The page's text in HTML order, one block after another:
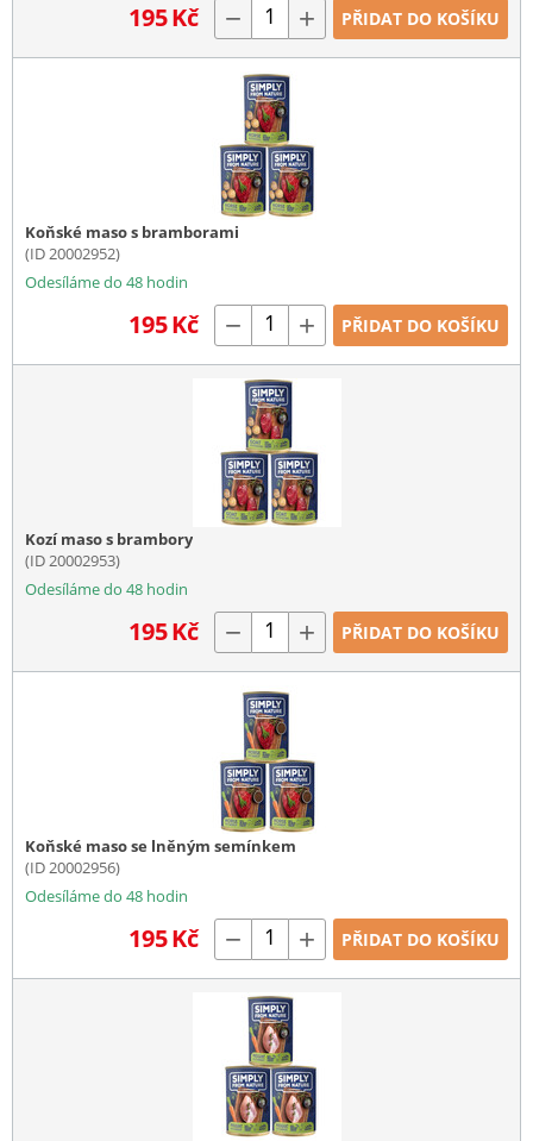
195Kč − + PŘIDAT DO KOŠÍKU
Koňské maso s bramborami
(ID 20002952)
Odesíláme do 48 hodin
195Kč − + PŘIDAT DO KOŠÍKU
Kozí maso s brambory
(ID 20002953)
Odesíláme do 48 hodin
195Kč − + PŘIDAT DO KOŠÍKU
Koňské maso se lněným semínkem
(ID 20002956)
Odesíláme do 48 hodin
195Kč − + PŘIDAT DO KOŠÍKU